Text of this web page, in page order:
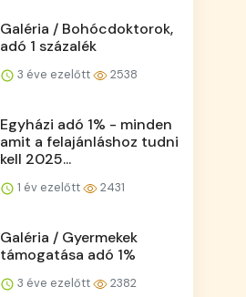
Galéria / Bohócdoktorok,
adó 1 százalék
3 éve ezelőtt 2538
Egyházi adó 1% - minden
amit a felajánláshoz tudni
kell 2025...
1 év ezelőtt 2431
Galéria / Gyermekek
támogatása adó 1%
3 éve ezelőtt 2382